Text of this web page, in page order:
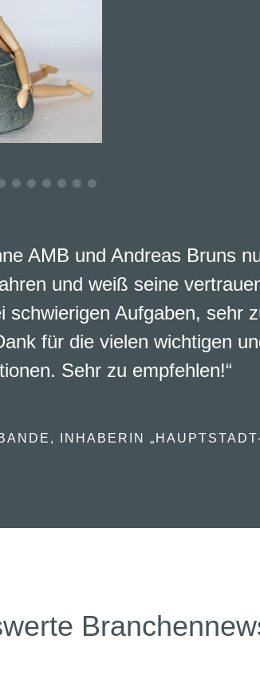
AMB und Andreas Bruns
und weiß seine
schwierigen Aufgaben, sehr
für die vielen wichtigen
Sehr zu empfehlen!“
INHABERIN